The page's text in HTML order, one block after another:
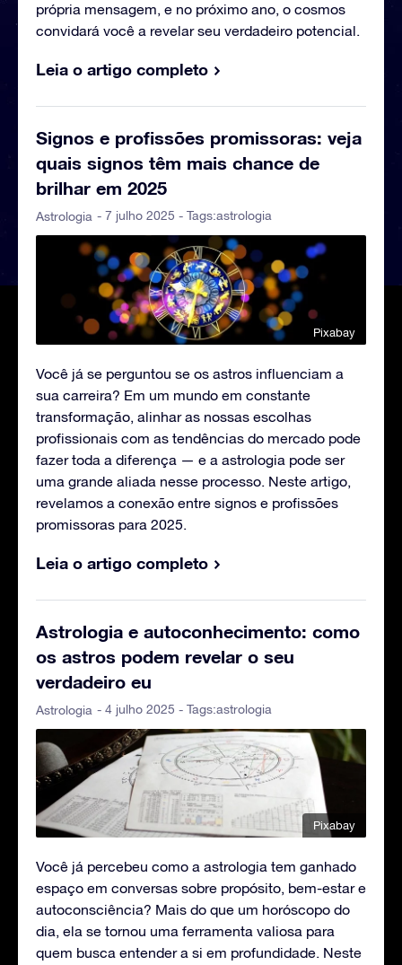
própria mensagem, e no próximo ano, o cosmos
convidará você a revelar seu verdadeiro potencial.
Leia o artigo completo
Signos e profissões promissoras: veja
quais signos têm mais chance de
brilhar em 2025
Astrologia - 7 julho 2025 - Tags:astrologia
Pixabay
Você já se perguntou se os astros influenciam a
sua carreira? Em um mundo em constante
transformação, alinhar as nossas escolhas
profissionais com as tendências do mercado pode
fazer toda a diferença — e a astrologia pode ser
uma grande aliada nesse processo. Neste artigo,
revelamos a conexão entre signos e profissões
promissoras para 2025.
Leia o artigo completo
Astrologia e autoconhecimento: como
os astros podem revelar o seu
verdadeiro eu
Astrologia - 4 julho 2025 - Tags:astrologia
Pixabay
Você já percebeu como a astrologia tem ganhado
espaço em conversas sobre propósito, bem-estar e
autoconsciência? Mais do que um horóscopo do
dia, ela se tornou uma ferramenta valiosa para
quem busca entender a si em profundidade. Neste